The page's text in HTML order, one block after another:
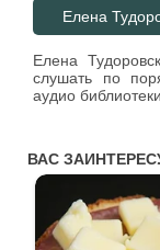
Елена
Елена
слушать по
аудио